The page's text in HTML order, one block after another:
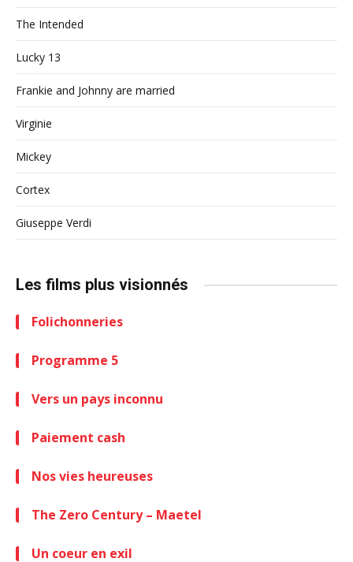
The Intended
Lucky 13
Frankie and Johnny are married
Virginie
Mickey
Cortex
Giuseppe Verdi
Les films plus visionnés
Folichonneries
Programme 5
Vers un pays inconnu
Paiement cash
Nos vies heureuses
The Zero Century – Maetel
Un coeur en exil